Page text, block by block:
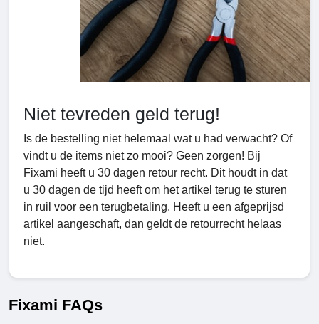
Niet tevreden geld terug!
Is de bestelling niet helemaal wat u had verwacht? Of
vindt u de items niet zo mooi? Geen zorgen! Bij
Fixami heeft u 30 dagen retour recht. Dit houdt in dat
u 30 dagen de tijd heeft om het artikel terug te sturen
in ruil voor een terugbetaling. Heeft u een afgeprijsd
artikel aangeschaft, dan geldt de retourrecht helaas
niet.
Fixami FAQs